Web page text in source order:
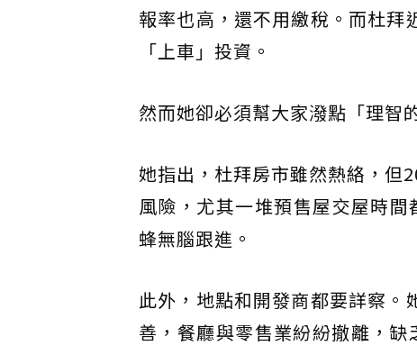
報率也高，還不用繳稅。而杜拜
「上車」投資。
然而她卻必須幫大家潑點「理智
她指出，杜拜房市雖然熱絡，但
風險，尤其一堆預售屋交屋時
蜂無腦跟進。
此外，地點和開發商都要詳察。
善，餐廳與零售業紛紛撤離，